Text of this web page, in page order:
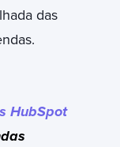
das
HubSpot